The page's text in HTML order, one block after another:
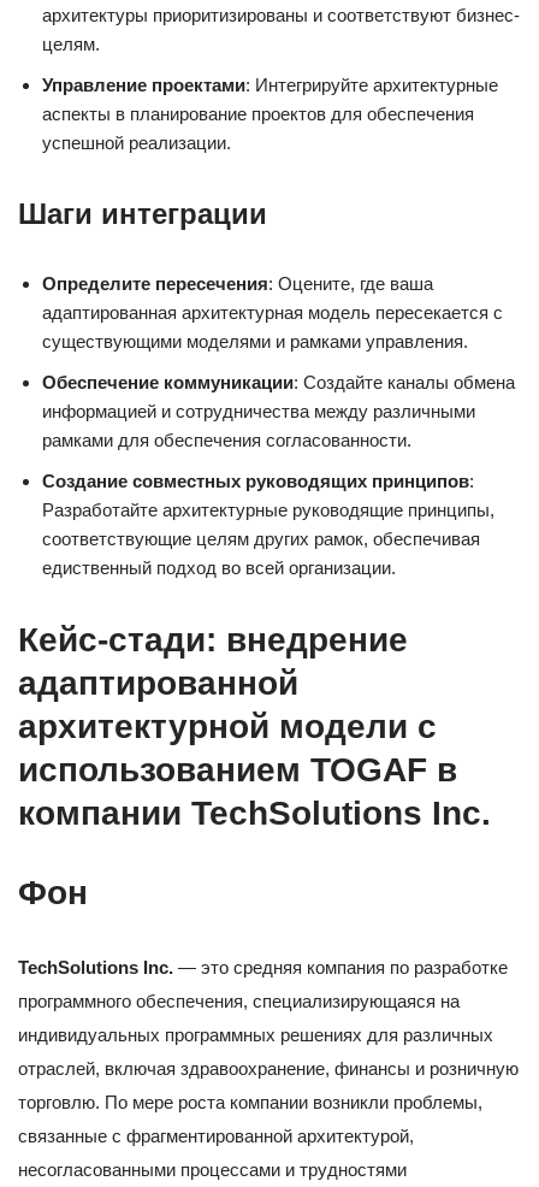
архитектуры приоритизированы и соответствуют бизнес-
целям.
Управление проектами: Интегрируйте архитектурные
аспекты в планирование проектов для обеспечения
успешной реализации.
Шаги интеграции
Определите пересечения: Оцените, где ваша
адаптированная архитектурная модель пересекается с
существующими моделями и рамками управления.
Обеспечение коммуникации: Создайте каналы обмена
информацией и сотрудничества между различными
рамками для обеспечения согласованности.
Создание совместных руководящих принципов:
Разработайте архитектурные руководящие принципы,
соответствующие целям других рамок, обеспечивая
едиственный подход во всей организации.
Кейс-стади: внедрение
адаптированной
архитектурной модели с
использованием TOGAF в
компании TechSolutions Inc.
Фон
TechSolutions Inc. — это средняя компания по разработке
программного обеспечения, специализирующаяся на
индивидуальных программных решениях для различных
отраслей, включая здравоохранение, финансы и розничную
торговлю. По мере роста компании возникли проблемы,
связанные с фрагментированной архитектурой,
несогласованными процессами и трудностями